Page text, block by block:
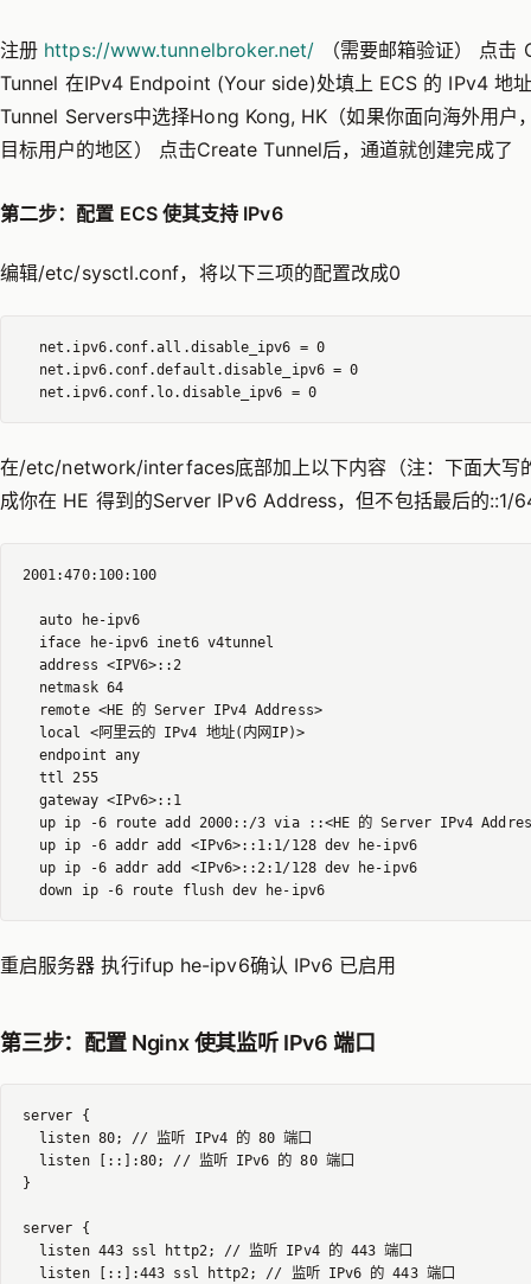
注册 https://www.tunnelbroker.net/ （需要邮箱验证） 点击
Tunnel 在IPv4 Endpoint (Your side)处填上 ECS 的 IPv4 地
Tunnel Servers中选择Hong Kong, HK（如果你面向海外用户
目标用户的地区） 点击Create Tunnel后，通道就创建完成了
第二步：配置 ECS 使其支持 IPv6
编辑/etc/sysctl.conf，将以下三项的配置改成0
  net.ipv6.conf.all.disable_ipv6 = 0
  net.ipv6.conf.default.disable_ipv6 = 0
  net.ipv6.conf.lo.disable_ipv6 = 0
在/etc/network/interfaces底部加上以下内容（注：下面大写
成你在 HE 得到的Server IPv6 Address，但不包括最后的::1/
2001:470:100:100
  auto he-ipv6
  iface he-ipv6 inet6 v4tunnel
  address <IPV6>::2
  netmask 64
  remote <HE 的 Server IPv4 Address>
  local <阿里云的 IPv4 地址(内网IP)>
  endpoint any
  ttl 255
  gateway <IPv6>::1
up ip -6 route add 2000::/3 via ::<HE 的 Server IPv4
  up ip -6 addr add <IPv6>::1:1/128 dev he-ipv6
  up ip -6 addr add <IPv6>::2:1/128 dev he-ipv6
  down ip -6 route flush dev he-ipv6
重启服务器 执行ifup he-ipv6确认 IPv6 已启用
第三步：配置 Nginx 使其监听 IPv6 端口
server {
  listen 80; // 监听 IPv4 的 80 端口
  listen [::]:80; // 监听 IPv6 的 80 端口
}
server {
  listen 443 ssl http2; // 监听 IPv4 的 443 端口
  listen [::]:443 ssl http2; // 监听 IPv6 的 443 端口